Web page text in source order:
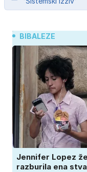
BIBALEZE
Jennifer Lopez
razburila ena